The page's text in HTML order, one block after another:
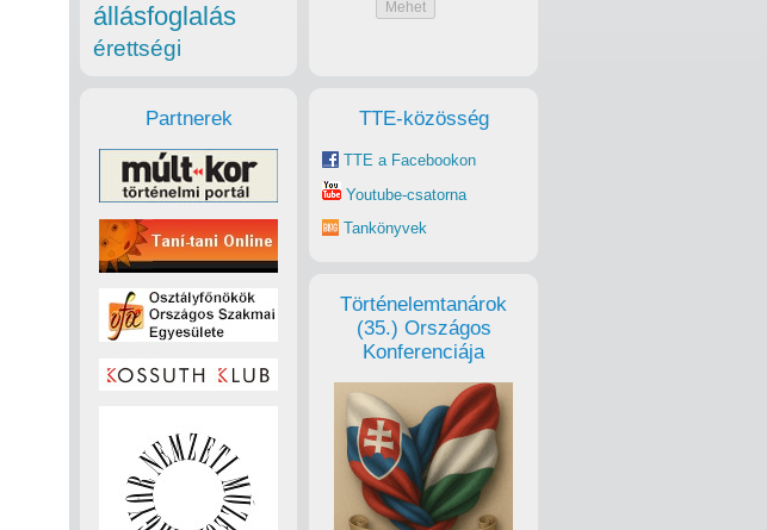
TTE-közösség
TTE a Facebookon
Youtube-csatorna
Tankönyvek
Történelemtanárok
(35.) Országos
Konferenciája
állásfoglalás
érettségi
Partnerek